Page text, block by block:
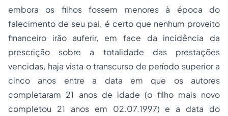
embora os filhos fossem menores à época do
falecimento de seu pai, é certo que nenhum proveito
financeiro irão auferir, em face da incidência da
prescrição sobre a totalidade das prestações
vencidas, haja vista o transcurso de período superior a
cinco anos entre a data em que os autores
completaram 21 anos de idade (o filho mais novo
completou 21 anos em 02.07.1997) e a data do